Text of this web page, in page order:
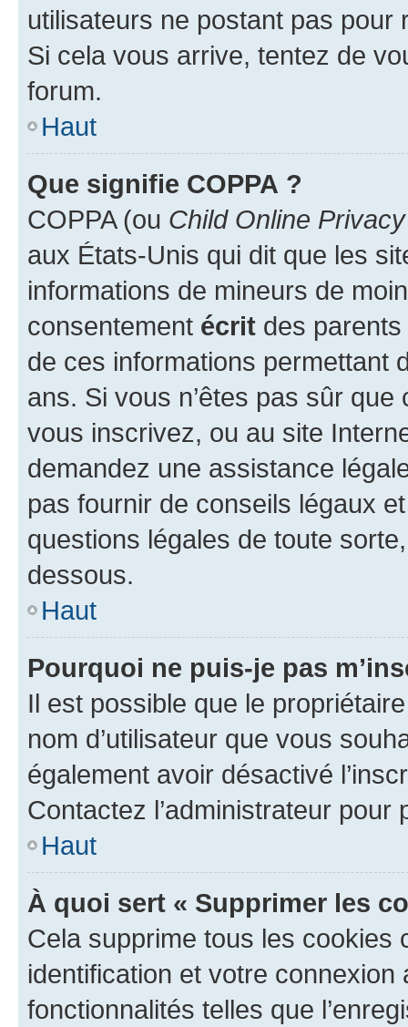
utilisateurs ne postant pas pour
Si cela vous arrive, tentez de
forum.
Haut
Que signifie COPPA ?
COPPA (ou Child Online
aux États-Unis qui dit que les
informations de mineurs de
consentement écrit des parents
de ces informations permettant
ans. Si vous n’êtes pas sûr
vous inscrivez, ou au site
demandez une assistance
pas fournir de conseils légaux
questions légales de toute
dessous.
Haut
Pourquoi ne puis-je pas
Il est possible que le
nom d’utilisateur que vous
également avoir désactivé
Contactez l’administrateur
Haut
À quoi sert « Supprimer les
Cela supprime tous les cookies
identification et votre
fonctionnalités telles que